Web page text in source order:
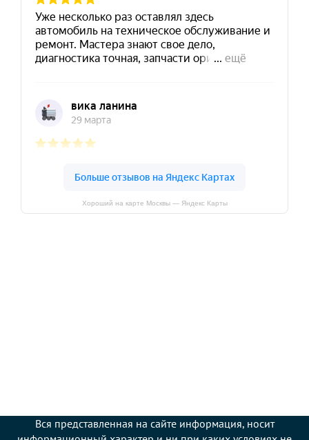
Хороший на карте Москвы — Яндекс Карты
Вся представленная на сайте информация, носит